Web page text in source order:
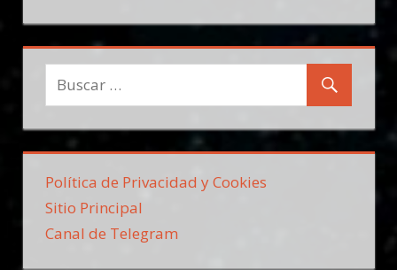
Política de Privacidad y Cookies
Sitio Principal
Canal de Telegram